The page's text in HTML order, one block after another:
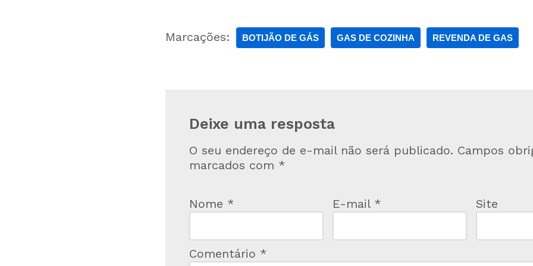
Marcações: BOTIJÃO DE GÁS GAS DE COZINHA REVENDA DE GAS
Deixe uma resposta
O seu endereço de e-mail não será publicado. Campos
marcados com *
Nome * E-mail * Site
Comentário *